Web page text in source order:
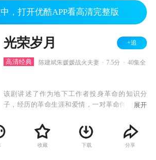
，打开优酷APP看高清完整版
光荣岁月 +追
高清经典 陈建斌朱媛媛战火夫妻 7.5分 40集全
该剧讲述了作为地下工作者投身革命的知识分
子，经历的革命生涯和爱情，一对革命伴侣跨越
剧。
展开
收藏 下载 分享